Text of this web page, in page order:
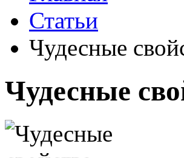
Статьи
Чудесные
Чудесные